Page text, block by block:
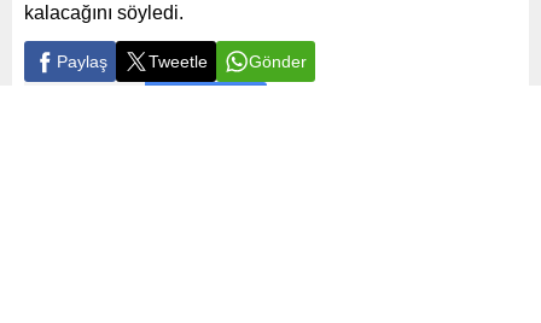
kalacağını söyledi.
Paylaş Tweetle Gönder